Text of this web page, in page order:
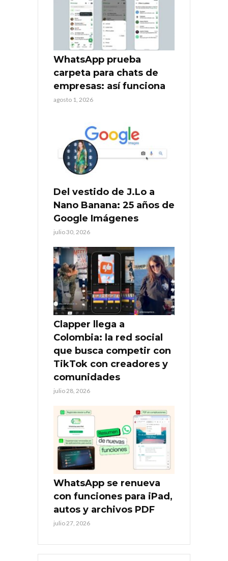
WhatsApp prueba
carpeta para chats de
empresas: así funciona
agosto 1, 2026
Del vestido de J.Lo a
Nano Banana: 25 años de
Google Imágenes
julio 30, 2026
Clapper llega a
Colombia: la red social
que busca competir con
TikTok con creadores y
comunidades
julio 28, 2026
WhatsApp se renueva
con funciones para iPad,
autos y archivos PDF
julio 27, 2026